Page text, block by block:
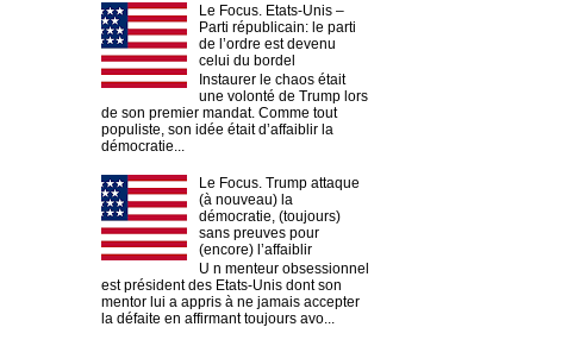
Le Focus. Etats-Unis –
Parti républicain: le parti
de l’ordre est devenu
celui du bordel
Instaurer le chaos était
une volonté de Trump lors
de son premier mandat. Comme tout
populiste, son idée était d’affaiblir la
démocratie...
Le Focus. Trump attaque
(à nouveau) la
démocratie, (toujours)
sans preuves pour
(encore) l’affaiblir
U n menteur obsessionnel
est président des Etats-Unis dont son
mentor lui a appris à ne jamais accepter
la défaite en affirmant toujours avo...